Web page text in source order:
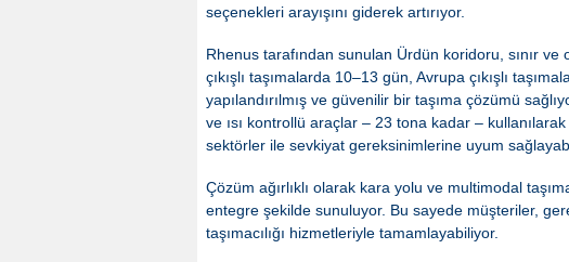
seçenekleri arayışını giderek artırıyor.
Rhenus tarafından sunulan Ürdün koridoru, sınır
çıkışlı taşımalarda 10–13 gün, Avrupa çıkışlı
yapılandırılmış ve güvenilir bir taşıma çözümü
ve ısı kontrollü araçlar – 23 tona kadar –
sektörler ile sevkiyat gereksinimlerine uyum
Çözüm ağırlıklı olarak kara yolu ve multimodal
entegre şekilde sunuluyor. Bu sayede müşteriler,
taşımacılığı hizmetleriyle tamamlayabiliyor.